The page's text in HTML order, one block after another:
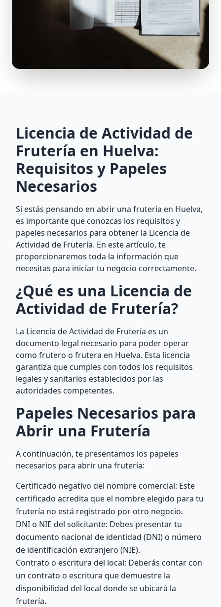
Licencia de Actividad de
Frutería en Huelva:
Requisitos y Papeles
Necesarios
Si estás pensando en abrir una frutería en Huelva,
es importante que conozcas los requisitos y
papeles necesarios para obtener la Licencia de
Actividad de Frutería. En este artículo, te
proporcionaremos toda la información que
necesitas para iniciar tu negocio correctamente.
¿Qué es una Licencia de
Actividad de Frutería?
La Licencia de Actividad de Frutería es un
documento legal necesario para poder operar
como frutero o frutera en Huelva. Esta licencia
garantiza que cumples con todos los requisitos
legales y sanitarios establecidos por las
autoridades competentes.
Papeles Necesarios para
Abrir una Frutería
A continuación, te presentamos los papeles
necesarios para abrir una frutería:
Certificado negativo del nombre comercial: Este
certificado acredita que el nombre elegido para tu
frutería no está registrado por otro negocio.
DNI o NIE del solicitante: Debes presentar tu
documento nacional de identidad (DNI) o número
de identificación extranjero (NIE).
Contrato o escritura del local: Deberás contar con
un contrato o escritura que demuestre la
disponibilidad del local donde se ubicará la
frutería.